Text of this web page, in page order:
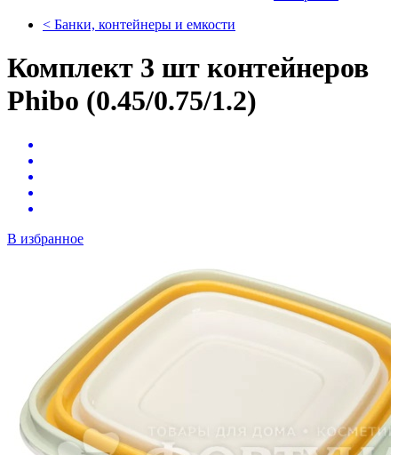
< Банки, контейнеры и емкости
Комплект 3 шт контейнеров
Phibo (0.45/0.75/1.2)
В избранное